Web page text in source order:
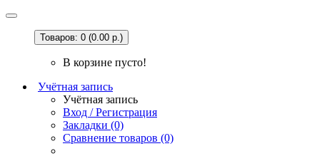
Товаров: 0 (0.00 р.)
В корзине пусто!
Учётная запись
Учётная запись
Вход / Регистрация
Закладки (0)
Сравнение товаров (0)